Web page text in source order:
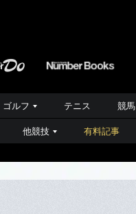
ゴルフ テニス 競馬
他競技 有料記事